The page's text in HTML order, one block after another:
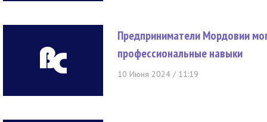
Предприниматели Мордовии
профессиональные навыки
10 Июня 2024 / 11:19